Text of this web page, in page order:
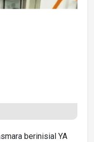
berinisial YA